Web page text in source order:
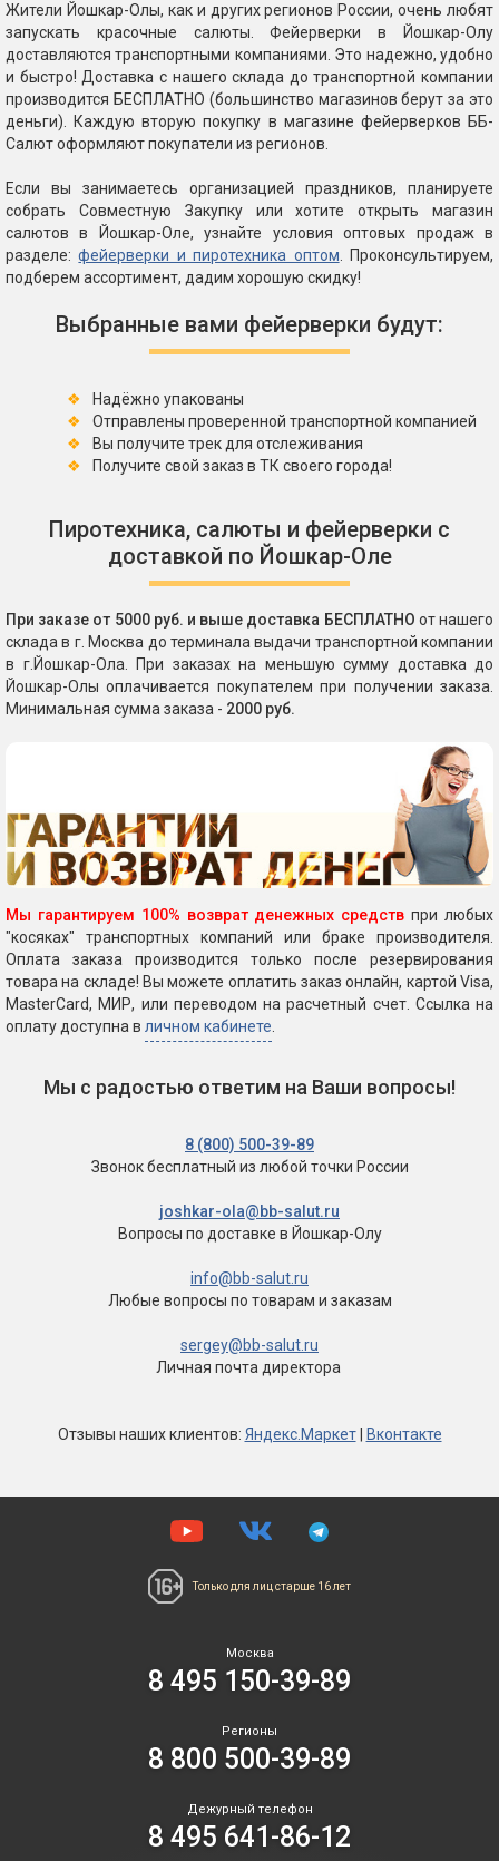
Жители Йошкар-Олы, как и других регионов России, очень любят
запускать красочные салюты. Фейерверки в Йошкар-Олу
доставляются транспортными компаниями. Это надежно, удобно
и быстро! Доставка с нашего склада до транспортной компании
производится БЕСПЛАТНО (большинство магазинов берут за это
деньги). Каждую вторую покупку в магазине фейерверков ББ-
Салют оформляют покупатели из регионов.
Если вы занимаетесь организацией праздников, планируете
собрать Совместную Закупку или хотите открыть магазин
салютов в Йошкар-Оле, узнайте условия оптовых продаж в
разделе:фейерверки и пиротехника оптом. Проконсультируем,
подберем ассортимент, дадим хорошую скидку!
Выбранные вами фейерверки будут:
Надёжно упакованы
Отправлены проверенной транспортной компанией
Вы получите трек для отслеживания
Получите свой заказ в ТК своего города!
Пиротехника, салюты и фейерверки с
доставкой по Йошкар-Оле
При заказе от 5000 руб. и выше доставка БЕСПЛАТНО от нашего
склада в г. Москва до терминала выдачи транспортной компании
в г.Йошкар-Ола. При заказах на меньшую сумму доставка до
Йошкар-Олы оплачивается покупателем при получении заказа.
Минимальная сумма заказа - 2000 руб.
Мы гарантируем 100% возврат денежных средств при любых
"косяках" транспортных компаний или браке производителя.
Оплата заказа производится только после резервирования
товара на складе! Вы можете оплатить заказ онлайн, картой Visa,
MasterCard, МИР, или переводом на расчетный счет. Ссылка на
оплату доступна в личном кабинете.
Мы с радостью ответим на Ваши вопросы!
8 (800) 500-39-89
Звонок бесплатный из любой точки России
joshkar-ola@bb-salut.ru
Вопросы по доставке в Йошкар-Олу
info@bb-salut.ru
Любые вопросы по товарам и заказам
sergey@bb-salut.ru
Личная почта директора
Отзывы наших клиентов: Яндекс.Маркет| Вконтакте
Только для лиц старше 16 лет
Москва
8 495 150-39-89
Регионы
8 800 500-39-89
Дежурный телефон
8 495 641-86-12